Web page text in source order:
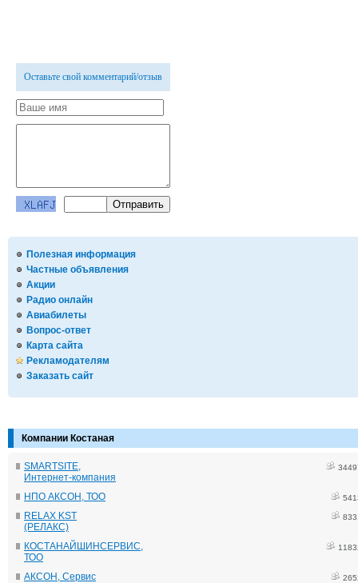
Полезная информация
Частные объявления
Акции
Радио онлайн
Авиабилеты
Вопрос-ответ
Карта сайта
Рекламодателям
Заказать сайт
Компании Костаная
SMARTSITE,
Интернет-компания
НПО АКСОН, ТОО
RELAX KST
(РЕЛАКС)
КОСТАНАЙШИНСЕРВИС,
ТОО
АКСОН, Сервис
Оставьте свой комментарий/отзыв